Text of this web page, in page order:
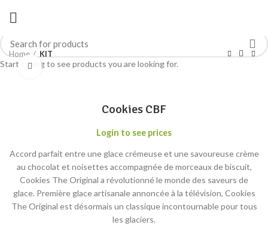
Home
KIT
Click to enlarge
Cookies CBF
Login to see prices
Accord parfait entre une glace crémeuse et une savoureuse crème
au chocolat et noisettes accompagnée de morceaux de biscuit,
Cookies The Original a révolutionné le monde des saveurs de
glace. Première glace artisanale annoncée à la télévision, Cookies
The Original est désormais un classique incontournable pour tous
les glaciers.
Start typing to see products you are looking for.